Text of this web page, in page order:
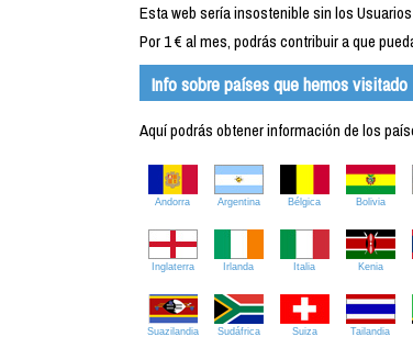
Esta web sería insostenible sin los
Por 1 € al mes, podrás contribuir a que
Info sobre países que hemos visitado
Aquí podrás obtener información de los
Andorra Argentina Bélgica Bolivia
Inglaterra Irlanda Italia Kenia
Suazilandia Sudáfrica Suiza Tailandia